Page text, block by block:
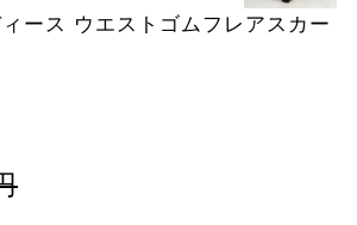
ース ウエストゴムフレアスカー